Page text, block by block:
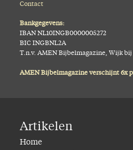
Contact
Bankgegevens:
IBAN NL10INGB0000005272
BIC INGBNL2A
T.n.v. AMEN Bijbelmagazine, Wijk
AMEN Bijbelmagazine verschijnt 6x
Artikelen
Home